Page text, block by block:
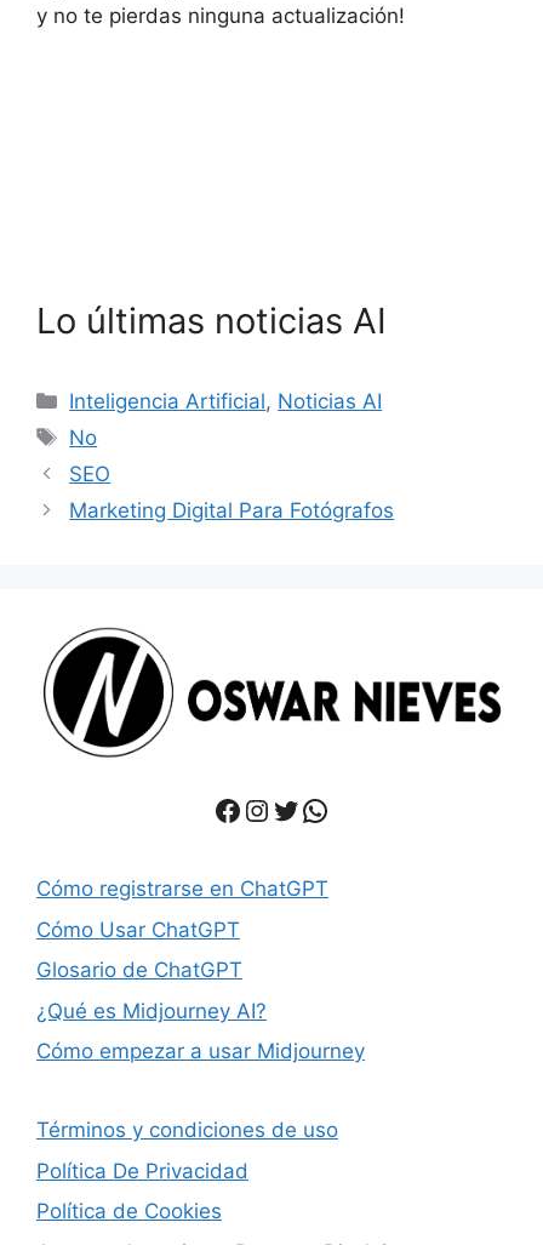
y no te pierdas ninguna actualización!
Lo últimas noticias AI
Categories
Inteligencia Artificial, Noticias AI
Tags
No
SEO
Marketing Digital Para Fotógrafos
Facebook
Instagram
Twitter
WhatsApp
Cómo registrarse en ChatGPT
Cómo Usar ChatGPT
Glosario de ChatGPT
¿Qué es Midjourney AI?
Cómo empezar a usar Midjourney
Términos y condiciones de uso
Política De Privacidad
Política de Cookies